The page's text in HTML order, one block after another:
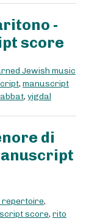
-
score
Jewish music
, manuscript
, yigdal
di
repertoire,
score, rito